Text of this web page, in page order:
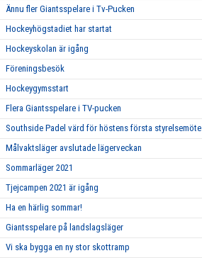
Ännu fler Giantsspelare i Tv-Pucken
Hockeyhögstadiet har startat
Hockeyskolan är igång
Föreningsbesök
Hockeygymsstart
Flera Giantsspelare i TV-pucken
Southside Padel värd för höstens första styrelsemöte
Målvaktsläger avslutade lägerveckan
Sommarläger 2021
Tjejcampen 2021 är igång
Ha en härlig sommar!
Giantsspelare på landslagsläger
Vi ska bygga en ny stor skottramp